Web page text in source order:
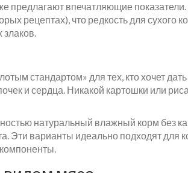
предлагают впечатляющие показатели.
рецептах), что редкость для сухого
злаков.
стандартом» для тех, кто хочет
и сердца. Никакой картошки или
натуральный влажный корм без
Эти варианты идеально подходят для